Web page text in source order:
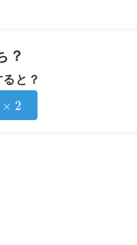
？
と？
2